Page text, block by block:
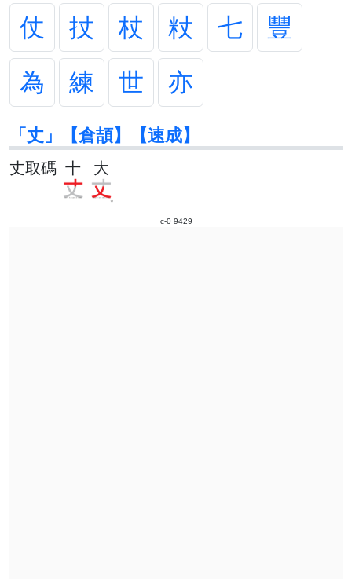
c-0 9429
仗 扙 杖 粀 七
豐
為
練 世 亦
「丈」【倉頡】【速成】
丈取碼 十 大